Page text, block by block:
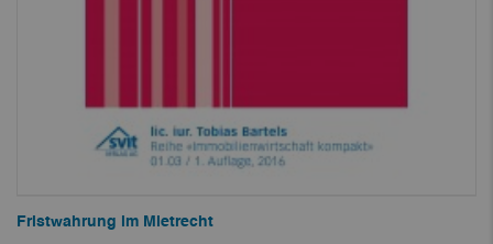
Fristwahrung im Mietrecht